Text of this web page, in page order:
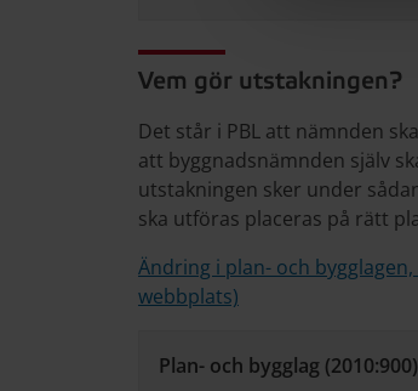
Vem gör utstakningen?
Det står i PBL att nämnden
att byggnadsnämnden själv
utstakningen sker under
ska utföras placeras på rätt
Ändring i plan- och
webbplats)
Plan- och bygglag